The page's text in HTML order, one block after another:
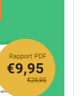
Rapport PDF
€29,95
€9,95